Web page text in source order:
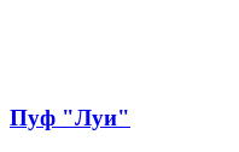
Пуф "Луи"